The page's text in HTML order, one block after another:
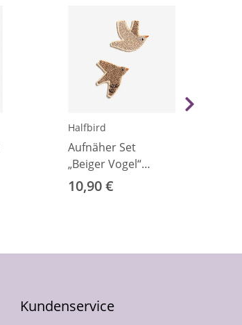
Halfbird
Aufnäher Set
„Beiger Vogel“
Bügelflicken
10,90 €
Kundenservice